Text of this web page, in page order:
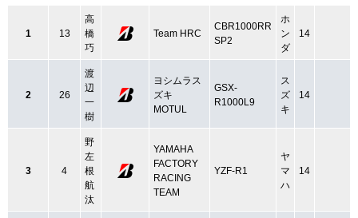
1 13
高
橋
巧
Team HRC
CBR1000RR
SP2
ホ
ン
ダ
14
2 26
渡
辺
一
樹
ヨシムラス
ズキ
MOTUL
GSX-
R1000L9
ス
ズ
キ
14
3 4
野
左
根
航
汰
YAMAHA
FACTORY
RACING
TEAM
YZF-R1
ヤ
マ
ハ
14